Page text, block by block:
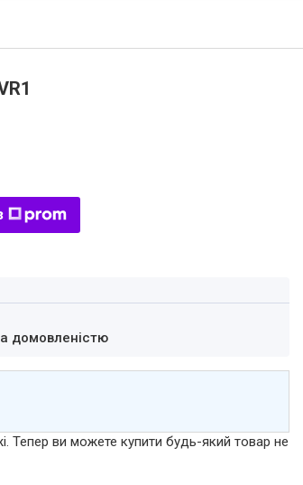
домовленістю
Тепер ви можете купити будь-який товар не